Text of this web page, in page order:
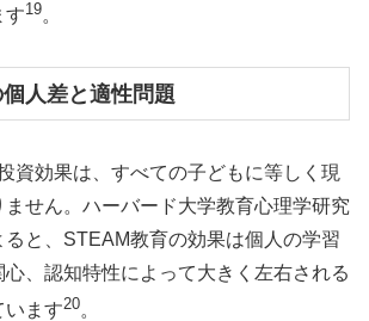
す19。
人差と適性問題
資効果は、すべての子どもに等しく現
せん。ハーバード大学教育心理学研究
と、STEAM教育の効果は個人の学習
心、認知特性によって大きく左右される
います20。